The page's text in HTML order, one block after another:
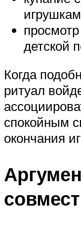
детской
Когда
ритуал
спокойным
окончания